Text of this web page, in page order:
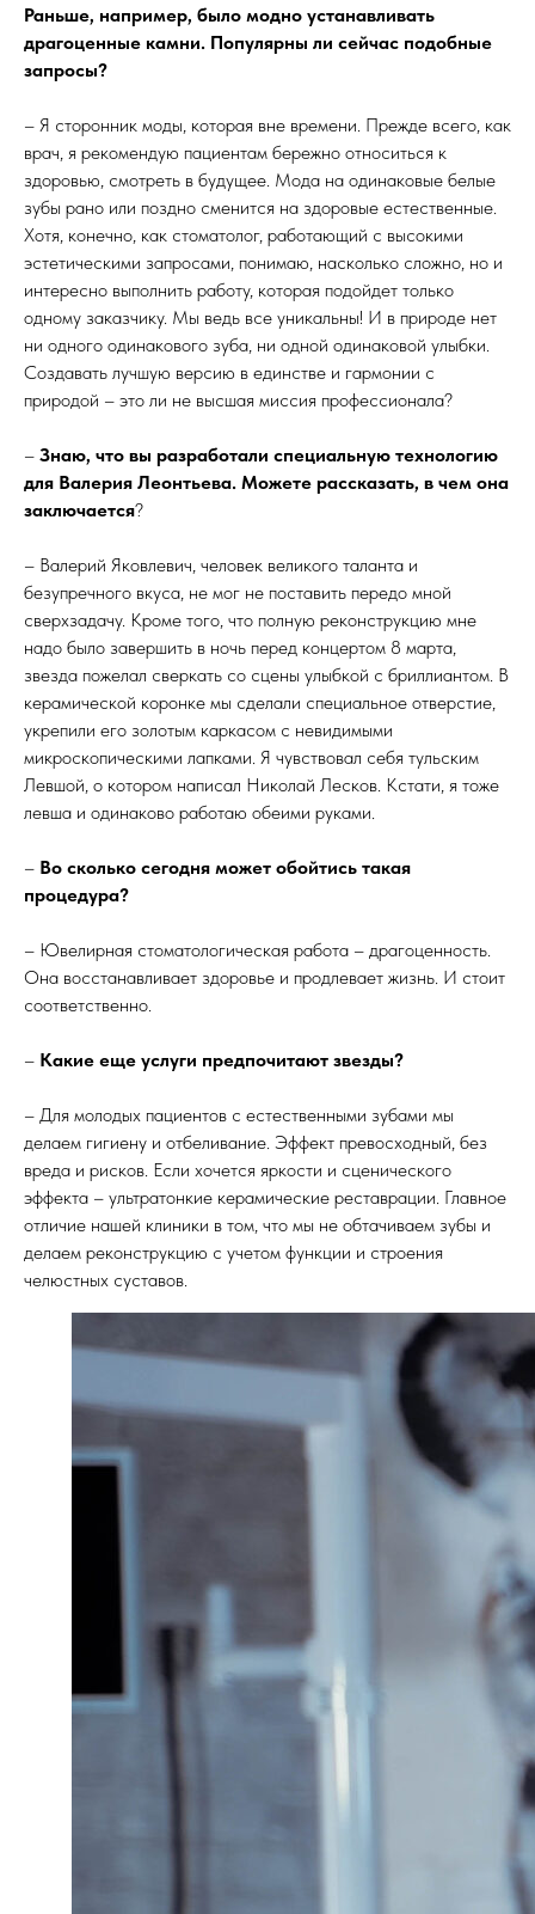
Раньше, например, было модно устанавливать
драгоценные камни. Популярны ли сейчас подобные
запросы?
– Я сторонник моды, которая вне времени. Прежде всего, как
врач, я рекомендую пациентам бережно относиться к
здоровью, смотреть в будущее. Мода на одинаковые белые
зубы рано или поздно сменится на здоровые естественные.
Хотя, конечно, как стоматолог, работающий с высокими
эстетическими запросами, понимаю, насколько сложно, но и
интересно выполнить работу, которая подойдет только
одному заказчику. Мы ведь все уникальны! И в природе нет
ни одного одинакового зуба, ни одной одинаковой улыбки.
Создавать лучшую версию в единстве и гармонии с
природой – это ли не высшая миссия профессионала?
– Знаю, что вы разработали специальную технологию
для Валерия Леонтьева. Можете рассказать, в чем она
заключается?
– Валерий Яковлевич, человек великого таланта и
безупречного вкуса, не мог не поставить передо мной
сверхзадачу. Кроме того, что полную реконструкцию мне
надо было завершить в ночь перед концертом 8 марта,
звезда пожелал сверкать со сцены улыбкой с бриллиантом. В
керамической коронке мы сделали специальное отверстие,
укрепили его золотым каркасом с невидимыми
микроскопическими лапками. Я чувствовал себя тульским
Левшой, о котором написал Николай Лесков. Кстати, я тоже
левша и одинаково работаю обеими руками.
– Во сколько сегодня может обойтись такая
процедура?
– Ювелирная стоматологическая работа – драгоценность.
Она восстанавливает здоровье и продлевает жизнь. И стоит
соответственно.
– Какие еще услуги предпочитают звезды?
– Для молодых пациентов с естественными зубами мы
делаем гигиену и отбеливание. Эффект превосходный, без
вреда и рисков. Если хочется яркости и сценического
эффекта – ультратонкие керамические реставрации. Главное
отличие нашей клиники в том, что мы не обтачиваем зубы и
делаем реконструкцию с учетом функции и строения
челюстных суставов.